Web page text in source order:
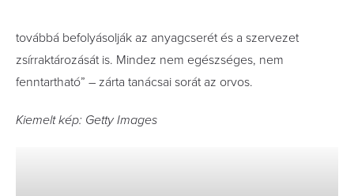
továbbá befolyásolják az anyagcserét és a szervezet
zsírraktározását is. Mindez nem egészséges, nem
fenntartható” – zárta tanácsai sorát az orvos.
Kiemelt kép: Getty Images